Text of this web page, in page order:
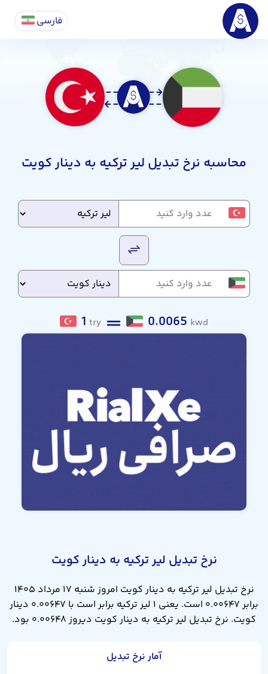
فارسی
محاسبه نرخ تبدیل لیر ترکیه به دینار کویت
1 try 0.0065 kwd
نرخ تبدیل لیر ترکیه به دینار کویت
نرخ تبدیل لیر ترکیه به دینار کویت امروز شنبه ۱۷ مرداد ۱۴۰۵
برابر ۰.۰۰۶۴۷ است. یعنی ۱ لیر ترکیه برابر است با ۰.۰۰۶۴۷ دینار
کویت. نرخ تبدیل لیر ترکیه به دینار کویت دیروز ۰.۰۰۶۴۸ بود.
آمار نرخ تبدیل